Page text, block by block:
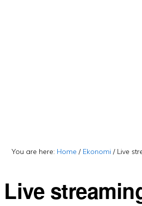
You are here: Home / Ekonomi /Live
Live